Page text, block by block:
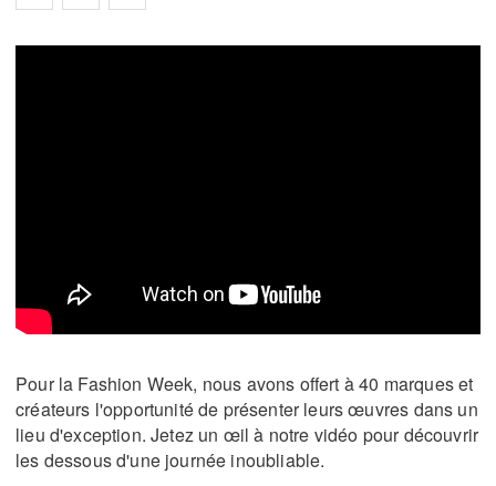
Pour la Fashion Week, nous avons offert à 40 marques et
créateurs l'opportunité de présenter leurs œuvres dans un
lieu d'exception. Jetez un œil à notre vidéo pour découvrir
les dessous d'une journée inoubliable.